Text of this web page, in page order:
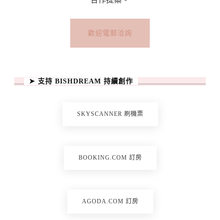
歡迎電郵洽詢
➤ 支持 BISHDREAM 持續創作
SKYSCANNER 刷機票
BOOKING.COM 訂房
AGODA.COM 訂房